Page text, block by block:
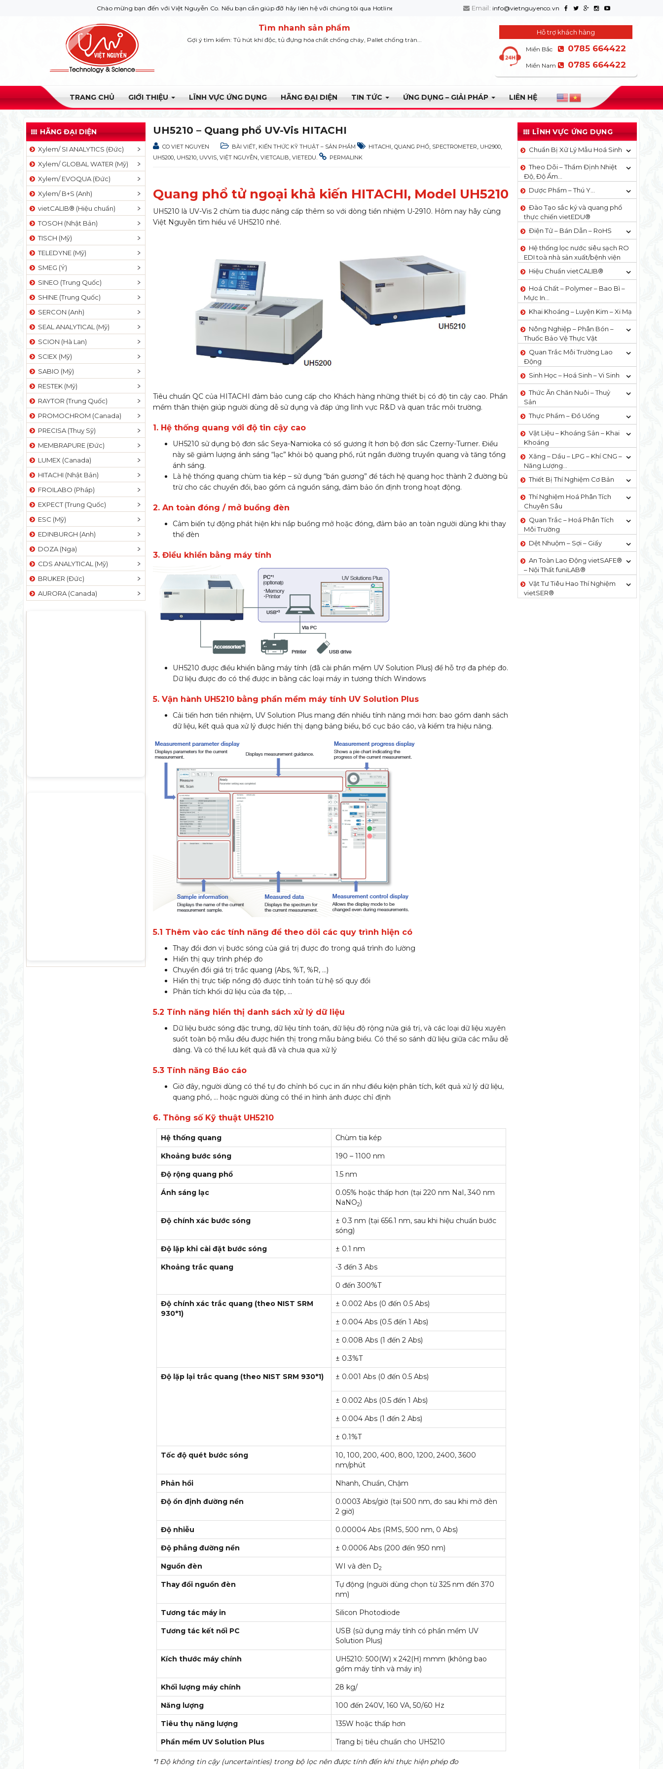
Chào mừng bạn đến với Việt Nguyễn Co. Nếu bạn cần giúp đỡ hãy liên hệ với chúng tôi qua Hotline: 0932 664422 Email: info@vietnguyenco.vn
Tìm nhanh sản phẩm
Gợi ý tìm kiếm: Tủ hút khí độc, tủ đựng hóa chất chống cháy, Pallet chống tràn...
Hỗ trợ khách hàng
Miền Bắc 0785 664422
Miền Nam 0785 664422
TRANG CHỦ GIỚI THIỆU LĨNH VỰC ỨNG DỤNG HÃNG ĐẠI DIỆN TIN TỨC ỨNG DỤNG – GIẢI PHÁP LIÊN HỆ
HÃNG ĐẠI DIỆN
Xylem/ SI ANALYTICS (Đức)
Xylem/ GLOBAL WATER (Mỹ)
Xylem/ EVOQUA (Đức)
Xylem/ B+S (Anh)
vietCALIB® (Hiệu chuẩn)
TOSOH (Nhật Bản)
TISCH (Mỹ)
TELEDYNE (Mỹ)
SMEG (Ý)
SINEO (Trung Quốc)
SHINE (Trung Quốc)
SERCON (Anh)
SEAL ANALYTICAL (Mỹ)
SCION (Hà Lan)
SCIEX (Mỹ)
SABIO (Mỹ)
RESTEK (Mỹ)
RAYTOR (Trung Quốc)
PROMOCHROM (Canada)
PRECISA (Thuỵ Sỹ)
MEMBRAPURE (Đức)
LUMEX (Canada)
HITACHI (Nhật Bản)
FROILABO (Pháp)
EXPECT (Trung Quốc)
ESC (Mỹ)
EDINBURGH (Anh)
DOZA (Nga)
CDS ANALYTICAL (Mỹ)
BRUKER (Đức)
AURORA (Canada)
UH5210 – Quang phổ UV-Vis HITACHI
CO VIET NGUYEN BÀI VIẾT KIẾN THỨC KỸ THUẬT – SẢN PHẨM HITACHI ,QUANG PHỔ SPECTROMETER UH2900
UH5200 UH5210 UVVIS ,VIỆT NGUYỄN ,VIETCALIB ,VIETEDU . PERMALINK
Quang phổ tử ngoại khả kiến HITACHI, Model UH5210
UH5210 là UV-Vis 2 chùm tia được nâng cấp thêm so với dòng tiền nhiệm U-2910. Hôm nay hãy cùng
Việt Nguyễn tìm hiểu về UH5210 nhé.
Tiêu chuẩn QC của HITACHI đảm bảo cung cấp cho Khách hàng những thiết bị có độ tin cậy cao. Phần
mềm thân thiện giúp người dùng dễ sử dụng và đáp ứng lĩnh vực R&D và quan trắc môi trường.
1. Hệ thống quang với độ tin cậy cao
UH5210 sử dụng bộ đơn sắc Seya-Namioka có số gương ít hơn bộ đơn sắc Czerny-Turner. Điều
này sẽ giảm lượng ánh sáng “lạc” khỏi bộ quang phổ, rút ngắn đường truyền quang và tăng tổng
ánh sáng.
Là hệ thống quang chùm tia kép – sử dụng “bán gương” để tách hệ quang học thành 2 đường bù
trừ cho các chuyển đổi, bao gồm cả nguồn sáng, đảm bảo ổn định trong hoạt động.
2. An toàn đóng / mở buồng đèn
Cảm biến tự động phát hiện khi nắp buồng mở hoặc đóng, đảm bảo an toàn người dùng khi thay
thế đèn
3. Điều khiển bằng máy tính
UH5210 được điều khiển bằng máy tính (đã cài phần mềm UV Solution Plus) để hỗ trợ đa phép đo.
Dữ liệu được đo có thể được in bằng các loại máy in tương thích Windows
5. Vận hành UH5210 bằng phần mềm máy tính UV Solution Plus
Cải tiến hơn tiền nhiệm, UV Solution Plus mang đến nhiều tính năng mới hơn: bao gồm danh sách
dữ liệu, kết quả qua xử lý được hiển thị dạng bảng biểu, bố cục báo cáo, và kiểm tra hiệu năng.
5.1 Thêm vào các tính năng để theo dõi các quy trình hiện có
Thay đổi đơn vị bước sóng của giá trị được đo trong quá trình đo lường
Hiển thị quy trình phép đo
Chuyển đổi giá trị trắc quang (Abs, %T, %R, …)
Hiển thị trực tiếp nồng độ được tính toán từ hệ số quy đổi
Phân tích khối dữ liệu của đa tệp, …
5.2 Tính năng hiển thị danh sách xử lý dữ liệu
Dữ liệu bước sóng đặc trưng, dữ liệu tính toán, dữ liệu độ rộng nửa giá trị, và các loại dữ liệu xuyên
suốt toàn bộ mẫu đều được hiển thị trong mẫu bảng biểu. Có thể so sánh dữ liệu giữa các mẫu dễ
dàng. Và có thể lưu kết quả đã và chưa qua xử lý
5.3 Tính năng Báo cáo
Giờ đây, người dùng có thể tự đo chỉnh bố cục in ấn như điều kiện phân tích, kết quả xử lý dữ liệu,
quang phổ, … hoặc người dùng có thể in hình ảnh được chỉ định
6. Thông số Kỹ thuật UH5210
Hệ thống quang Chùm tia kép
Khoảng bước sóng 190 – 1100 nm
Độ rộng quang phổ 1.5 nm
Ánh sáng lạc
0.05% hoặc thấp hơn (tại 220 nm NaI, 340 nm
NaNO2)
Độ chính xác bước sóng
± 0.3 nm (tại 656.1 nm, sau khi hiệu chuẩn bước
sóng)
Độ lặp khi cài đặt bước sóng ± 0.1 nm
Khoảng trắc quang -3 đến 3 Abs
0 đến 300%T
Độ chính xác trắc quang (theo NIST SRM
930*1)
± 0.002 Abs (0 đến 0.5 Abs)
± 0.004 Abs (0.5 đến 1 Abs)
± 0.008 Abs (1 đến 2 Abs)
± 0.3%T
Độ lặp lại trắc quang (theo NIST SRM 930*1) ± 0.001 Abs (0 đến 0.5 Abs)
± 0.002 Abs (0.5 đến 1 Abs)
± 0.004 Abs (1 đến 2 Abs)
± 0.1%T
Tốc độ quét bước sóng
10, 100, 200, 400, 800, 1200, 2400, 3600
nm/phút
Phản hồi Nhanh, Chuẩn, Chậm
Độ ổn định đường nền
0.0003 Abs/giờ (tại 500 nm, đo sau khi mở đèn
2 giờ)
Độ nhiễu 0.00004 Abs (RMS, 500 nm, 0 Abs)
Độ phẳng đường nền ± 0.0006 Abs (200 đến 950 nm)
Nguồn đèn WI và đèn D2
Thay đổi nguồn đèn
Tự động (người dùng chọn từ 325 nm đến 370
nm)
Tương tác máy in Silicon Photodiode
Tương tác kết nối PC
USB (sử dụng máy tính có phần mềm UV
Solution Plus)
Kích thước máy chính
UH5210: 500(W) x 242(H) mmm (không bao
gồm máy tính và máy in)
Khối lượng máy chính 28 kg/
Năng lượng 100 đến 240V, 160 VA, 50/60 Hz
Tiêu thụ năng lượng 135W hoặc thấp hơn
Phần mềm UV Solution Plus Trang bị tiêu chuẩn cho UH5210
*1 Độ không tin cậy (uncertainties) trong bộ lọc nên được tính đến khi thực hiện phép đo
LĨNH VỰC ỨNG DỤNG
Chuẩn Bị Xử Lý Mẫu Hoá Sinh
Theo Dõi – Thẩm Định Nhiệt
Độ, Độ Ẩm…
Dược Phẩm – Thú Y…
Đào Tạo sắc ký và quang phổ
thực chiến vietEDU®
Điện Tử – Bán Dẫn – RoHS
Hệ thống lọc nước siêu sạch RO
EDI​​ toà nhà sản xuất/bệnh viện
Hiệu Chuẩn vietCALIB®
Hoá Chất – Polymer – Bao Bì –
Mực In…
Khai Khoáng – Luyện Kim – Xi Mạ
Nông Nghiệp – Phân Bón –
Thuốc Bảo Vệ Thực Vật
Quan Trắc Môi Trường Lao
Động
Sinh Học – Hoá Sinh – Vi Sinh
Thức Ăn Chăn Nuôi – Thuỷ
Sản
Thực Phẩm – Đồ Uống
Vật Liệu – Khoáng Sản – Khai
Khoáng
Xăng – Dầu – LPG – Khí CNG –
Năng Lượng…
Thiết Bị Thí Nghiệm Cơ Bản
Thí Nghiệm Hoá Phân Tích
Chuyên Sâu
Quan Trắc – Hoá Phân Tích
Môi Trường
Dệt Nhuộm – Sợi – Giấy
An Toàn Lao Động vietSAFE®
– Nội Thất funiLAB®
Vật Tư Tiêu Hao Thí Nghiệm
vietSER®